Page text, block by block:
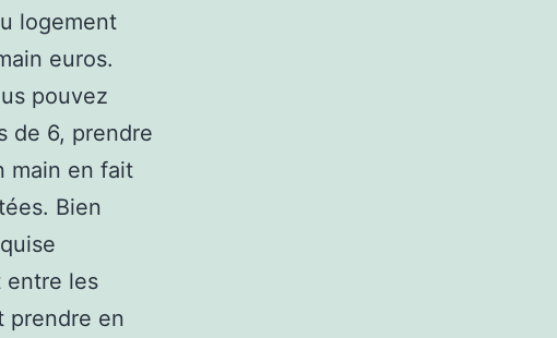
logement
euros.
pouvez
de 6, prendre
main en fait
Bien
entre les
prendre en